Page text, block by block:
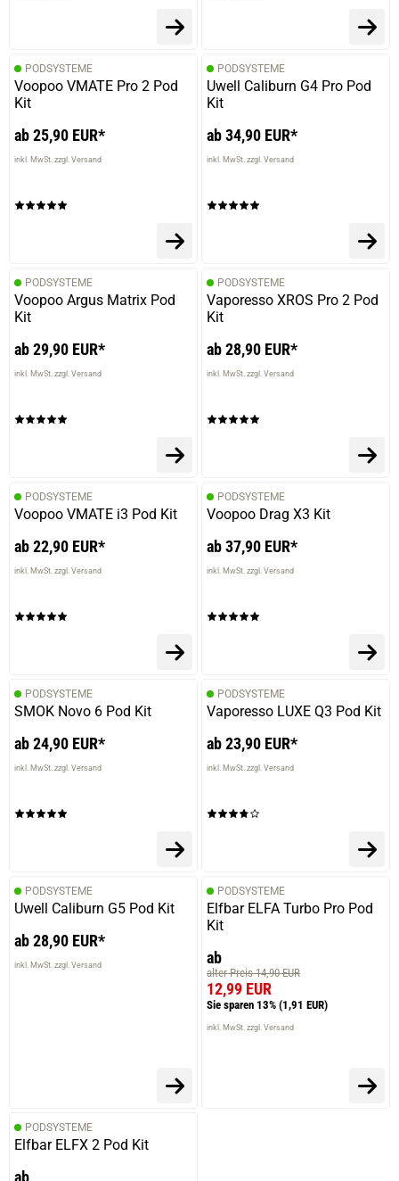
PODSYSTEME
Voopoo VMATE Pro 2 Pod
Kit
ab 25,90 EUR*
inkl. MwSt. zzgl. Versand
PODSYSTEME
Uwell Caliburn G4 Pro Pod
Kit
ab 34,90 EUR*
inkl. MwSt. zzgl. Versand
PODSYSTEME
Voopoo Argus Matrix Pod
Kit
ab 29,90 EUR*
inkl. MwSt. zzgl. Versand
PODSYSTEME
Vaporesso XROS Pro 2 Pod
Kit
ab 28,90 EUR*
inkl. MwSt. zzgl. Versand
PODSYSTEME
Voopoo VMATE i3 Pod Kit
ab 22,90 EUR*
inkl. MwSt. zzgl. Versand
PODSYSTEME
Voopoo Drag X3 Kit
ab 37,90 EUR*
inkl. MwSt. zzgl. Versand
PODSYSTEME
SMOK Novo 6 Pod Kit
ab 24,90 EUR*
inkl. MwSt. zzgl. Versand
PODSYSTEME
Vaporesso LUXE Q3 Pod Kit
ab 23,90 EUR*
inkl. MwSt. zzgl. Versand
PODSYSTEME
Uwell Caliburn G5 Pod Kit
ab 28,90 EUR*
inkl. MwSt. zzgl. Versand
PODSYSTEME
Elfbar ELFA Turbo Pro Pod
Kit
ab
alter Preis 14,90 EUR
12,99 EUR
Sie sparen 13% (1,91 EUR)
inkl. MwSt. zzgl. Versand
PODSYSTEME
Elfbar ELFX 2 Pod Kit